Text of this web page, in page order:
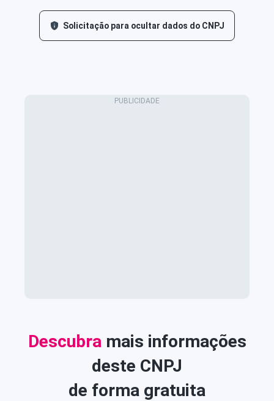
Solicitação para ocultar dados do CNPJ
Descubra mais informações
deste CNPJ
de forma gratuita